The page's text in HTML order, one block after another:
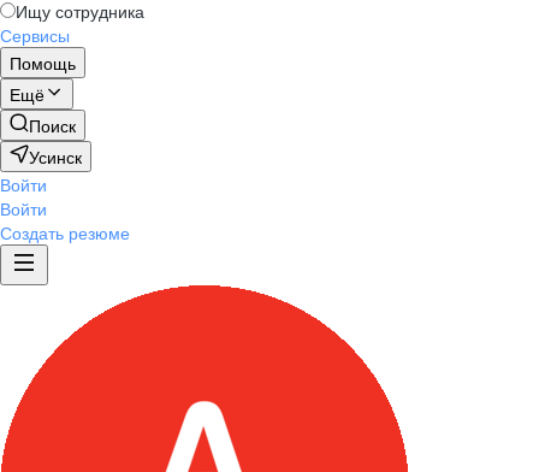
Ищу сотрудника
Сервисы
Помощь
Ещё
Поиск
Усинск
Войти
Войти
Создать резюме